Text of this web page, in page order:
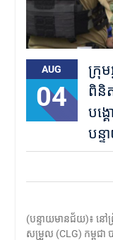
AUG
04
ក្រុ
ពិនិ
បង្
បន្
(បន្ទាយមានជ័យ)៖ នៅព្
សម្រួល (CLG) កម្ពុជា